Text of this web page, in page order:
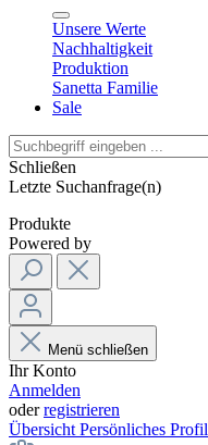
Unsere Werte
Nachhaltigkeit
Produktion
Sanetta Familie
Sale
Schließen
Letzte Suchanfrage(n)
Produkte
Powered by
Menü schließen
Ihr Konto
Anmelden
oderregistrieren
Übersicht Persönliches Profil